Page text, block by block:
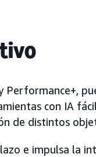
Performance+,
con IA
de distintos
e impulsa la